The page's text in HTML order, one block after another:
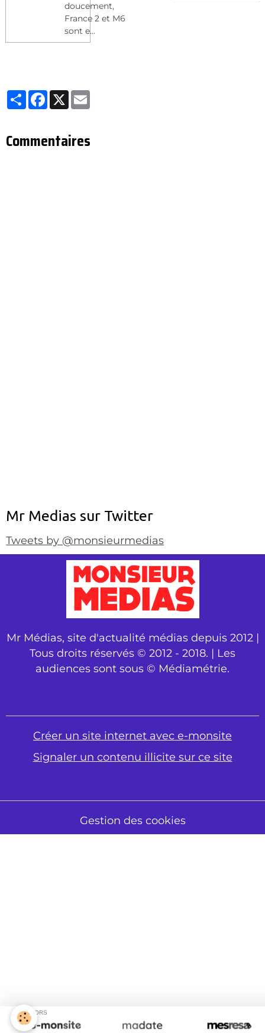
doucement,
France 2 et M6
sont e...
Partager
Facebook
X
Commentaires
Mr Medias sur Twitter
Tweets by @monsieurmedias
Mr Médias, site d'actualité médias depuis 2012 |
Tous droits réservés © 2012 - 2018. | Les
audiences sont sous © Médiamétrie.
Créer un site internet avec e-monsite
Signaler un contenu illicite sur ce site
Gestion des cookies
SPONSORS